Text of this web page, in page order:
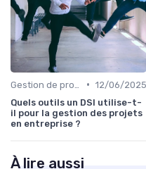
• 12/06/2025
Quels outils un DSI utilise-t-
il pour la gestion des projets
en entreprise ?
À lire aussi